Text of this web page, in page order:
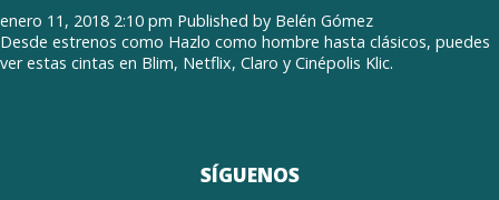
enero 11, 2018 2:10 pm Published by Belén Gómez
Desde estrenos como Hazlo como hombre hasta clásicos, puedes
ver estas cintas en Blim, Netflix, Claro y Cinépolis Klic.
SÍGUENOS